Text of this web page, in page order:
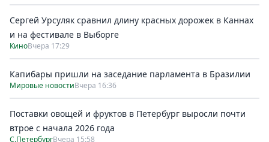
Сергей Урсуляк сравнил длину красных дорожек в Каннах
и на фестивале в Выборге
КиноВчера 17:29
Капибары пришли на заседание парламента в Бразилии
Мировые новостиВчера 16:36
Поставки овощей и фруктов в Петербург выросли почти
втрое с начала 2026 года
С.ПетербургВчера 15:58